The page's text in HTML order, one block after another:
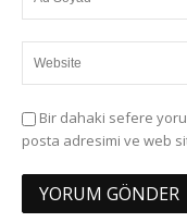
Bir dahaki sefere
posta adresimi ve web